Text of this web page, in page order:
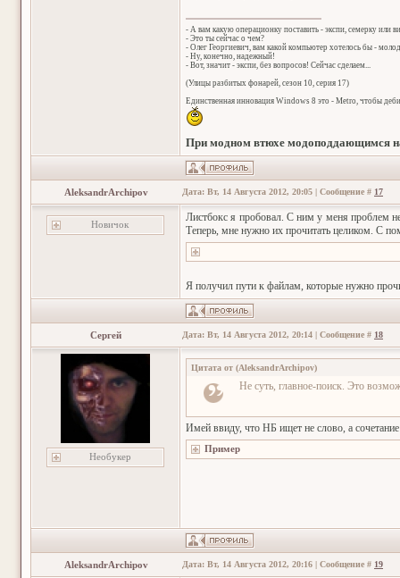
- А вам какую операционку поставить - экспи, семерку или
- Это ты сейчас о чем?
- Олег Георгиевич, вам какой компьютер хотелось бы -
- Ну, конечно, надежный!
- Вот, значит - экспи, без вопросов! Сейчас сделаем...
(Улицы разбитых фонарей, сезон 10, серия 17)
Единственная инновация Windows 8 это - Metro, чтобы
При модном втюхе модоподдающимся
AleksandrArchipov Дата: Вт, 14 Августа 2012, 20:05 | Сообщение # 17
Новичок
Листбокс я пробовал. С ним у меня проблем
Теперь, мне нужно их прочитать целиком. С
Я получил пути к файлам, которые нужно
Сергей Дата: Вт, 14 Августа 2012, 20:14 | Сообщение # 18
Необукер
Цитата от (AleksandrArchipov)
Не суть, главное-поиск. Это
Имей ввиду, что НБ ищет не слово, а
AleksandrArchipov Дата: Вт, 14 Августа 2012, 20:16 | Сообщение # 19